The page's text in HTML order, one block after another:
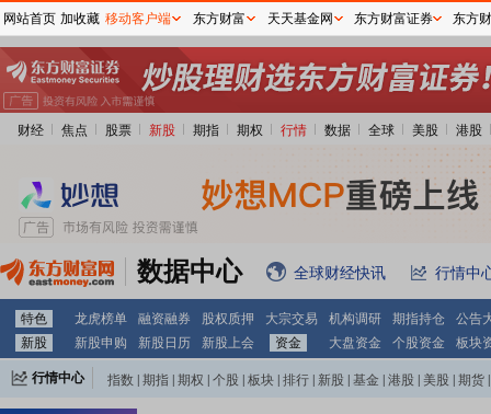
财经 焦点 股票 新股 期指 期权 行情 数据 全球 美股 港股
数据中心 全球财经快讯 行情中
特色 龙虎榜单 融资融券 股权质押 大宗交易 机构调研 期指持仓
公告
新股
新股申购 新股日历 新股上会 资金 大盘资金 个股资金 板块
行情中心 指数 期指 期权 个股 板块 排行 新股 基金 港股 美股 期货
网站首页 加收藏 移动客户端 东方财富 天天基金网 东方财富证券 东方